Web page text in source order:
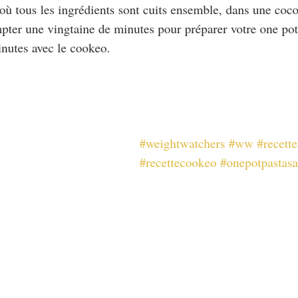
tous les ingrédients sont cuits ensemble, dans une
une vingtaine de minutes pour préparer votre one
avec le cookeo.
#weightwatchers #ww
#recettecookeo